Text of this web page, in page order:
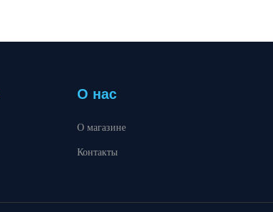
О нас
О магазине
Контакты